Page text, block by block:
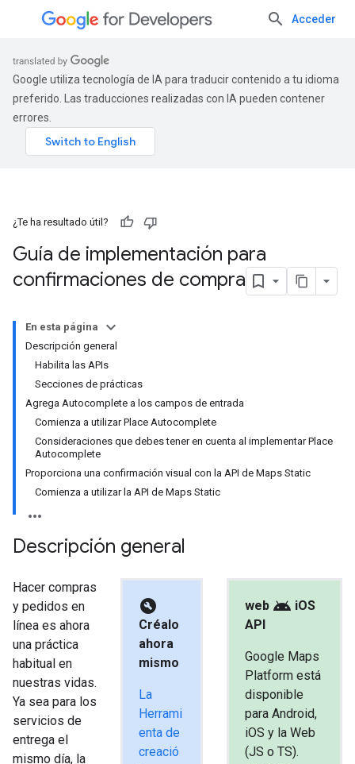
Acceder
Google utiliza tecnología de IA para traducir contenido a tu idioma
preferido. Las traducciones realizadas con IA pueden contener
errores.
¿Te ha resultado útil?
Guía de implementación para
confirmaciones de compra
En esta página
Descripción general
Habilita las APIs
Secciones de prácticas
Agrega Autocomplete a los campos de entrada
Comienza a utilizar Place Autocomplete
Consideraciones que debes tener en cuenta al implementar Place
Autocomplete
Proporciona una confirmación visual con la API de Maps Static
Comienza a utilizar la API de Maps Static
Descripción general
web android iOS
API
Google Maps
Platform está
disponible
para Android,
iOS y la Web
(JS o TS).
build_circle
Créalo
ahora
mismo
La
Herrami
enta de
creació
Hacer compras
y pedidos en
línea es ahora
una práctica
habitual en
nuestras vidas.
Ya sea para los
servicios de
entrega el
mismo día, la